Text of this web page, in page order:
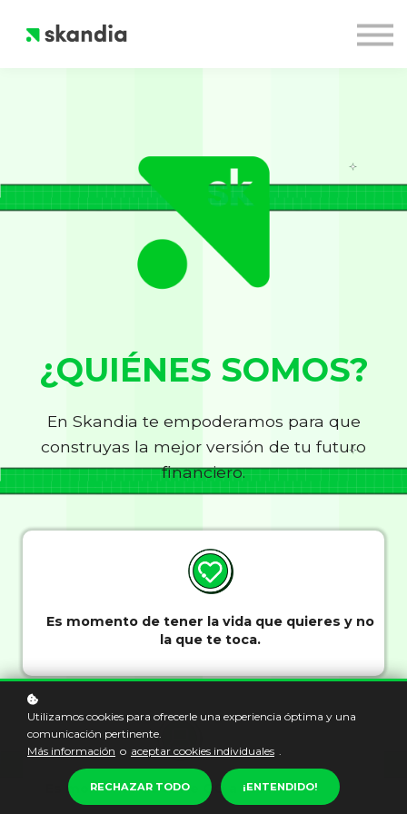
Quiénes Somos
¿QUIÉNES SOMOS?
En Skandia te empoderamos para que
construyas la mejor versión de tu futuro
financiero.
Es momento de tener la vida que quieres y no
la que te toca.
Es momento de darle GO a tus metas
Utilizamos cookies para ofrecerle una experiencia óptima y una
comunicación pertinente.
Más información o aceptar cookies individuales .
RECHAZAR TODO ¡ENTENDIDO!